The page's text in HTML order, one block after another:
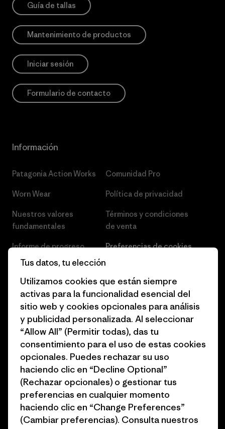
Guía de tallas
Mantenimiento de productos
Iniciar sesión
Formulario de contacto
Información
Patagonia Action Works
Worn Wear
Nuestros valores
fundamentales
Informe de progreso
Business Unusual
Objetivos climáticos
1% for the Planet
Cómo financiamos
Tarjetas regalo
Encuentra una tienda
Comunidad Pro
Política de privacidad
Términos y condiciones
de venta
Preferencias de cookies
Empleo
Prensa
Programa para profesionales
del sector
Programa de afiliados
Mapa del sitio Patagonia
España
Tus datos, tu elección
Utilizamos cookies que están siempre
activas para la funcionalidad esencial del
sitio web y cookies opcionales para análisis
y publicidad personalizada. Al seleccionar
“Allow All” (Permitir todas), das tu
consentimiento para el uso de estas cookies
opcionales. Puedes rechazar su uso
haciendo clic en “Decline Optional”
(Rechazar opcionales) o gestionar tus
preferencias en cualquier momento
haciendo clic en “Change Preferences”
(Cambiar preferencias). Consulta nuestros